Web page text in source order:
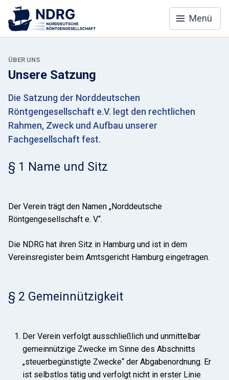
Menü
ÜBER UNS
Unsere Satzung
Die Satzung der Norddeutschen
Röntgengesellschaft e.V. legt den rechtlichen
Rahmen, Zweck und Aufbau unserer
Fachgesellschaft fest.
§ 1 Name und Sitz
Der Verein trägt den Namen „Norddeutsche
Röntgengesellschaft e. V.“.
Die NDRG hat ihren Sitz in Hamburg und ist in dem
Vereinsregister beim Amtsgericht Hamburg eingetragen.
§ 2 Gemeinnützigkeit
Der Verein verfolgt ausschließlich und unmittelbar
gemeinnützige Zwecke im Sinne des Abschnitts
„steuerbegünstigte Zwecke“ der Abgabenordnung. Er
ist selbstlos tätig und verfolgt nicht in erster Linie